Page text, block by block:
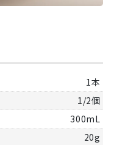
1本
1/2個
300mL
20g